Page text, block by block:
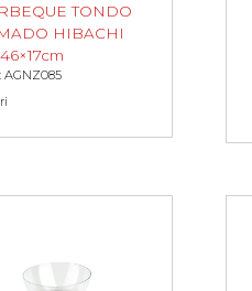
TONDO
HIBACHI
AGNZ085